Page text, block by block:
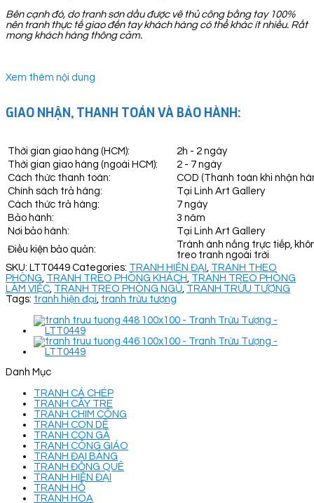
Bên cạnh đó, do tranh sơn dầu được vẽ thủ công bằng tay 100%
nên tranh thực tế giao đến tay khách hàng có thể khác ít nhiều. Rất
mong khách hàng thông cảm.
Xem thêm nội dung
GIAO NHẬN, THANH TOÁN VÀ BẢO HÀNH:
Thời gian giao hàng (HCM):
2h - 2 ngày
Thời gian giao hàng (ngoài HCM):
2 - 7 ngày
Cách thức thanh toán:
COD (Thanh toán khi nhận
Chính sách trả hàng:
Tại Linh Art Gallery
Cách thức trả hàng:
7 ngày
Bảo hành:
3 năm
Nơi bảo hành:
Tại Linh Art Gallery
Điều kiện bảo quản:
Tránh ánh nắng trực tiếp,
treo tranh ngoài trời
SKU: LTT0449 Categories: TRANH HIỆN ĐẠI , TRANH THEO
PHÒNG, TRANH TREO PHÒNG KHÁCH, TRANH TREO PHÒNG
LÀM VIỆC, TRANH TREO PHÒNG NGỦ, TRANH TRỪU TƯỢNG
Tags: tranh hiện đại, tranh trừu tượng
Danh Mục
TRANH CÁ CHÉP
TRANH CÂY TRE
TRANH CHIM CÔNG
TRANH CON DÊ
TRANH CON GÀ
TRANH CÔNG GIÁO
TRANH ĐẠI BÀNG
TRANH ĐỒNG QUÊ
TRANH HIỆN ĐẠI
TRANH HỔ
TRANH HOA